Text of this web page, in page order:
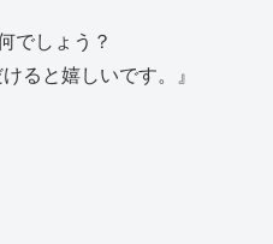
でしょう？
ると嬉しいです。』